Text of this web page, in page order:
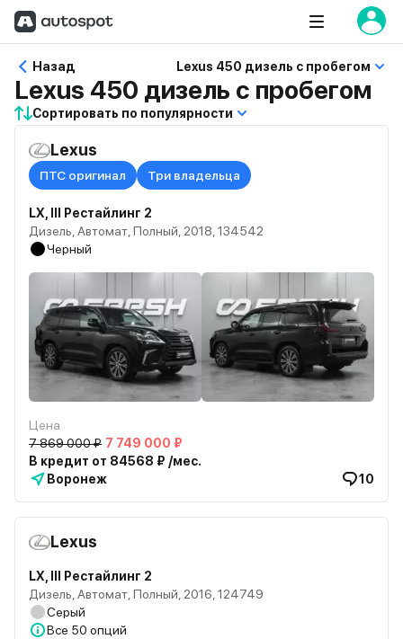
Назад Lexus 450 дизель с пробегом
Lexus 450 дизель с пробегом
Сортировать по популярности
Lexus
ПТС оригинал Три владельца
LX, III Рестайлинг 2
Дизель, Автомат, Полный, 2018, 134542
Черный
Цена
7 869 000 ₽ 7 749 000 ₽
В кредит от 84568 ₽ /мес.
Воронеж
10
Lexus
LX, III Рестайлинг 2
Дизель, Автомат, Полный, 2016, 124749
Серый
Все 50 опций